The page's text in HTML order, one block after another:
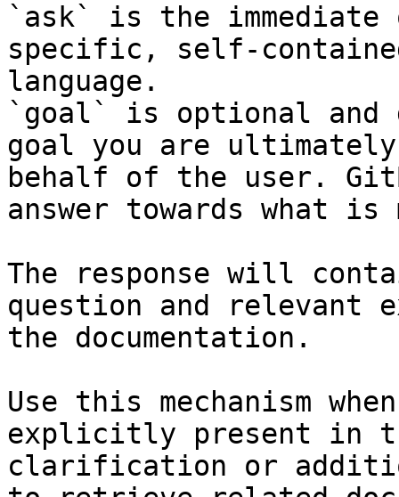
`ask` is the
specific, self-
language.
`goal` is optional and
goal you are
behalf of the user.
answer towards what
The response will
question and relevant
the documentation.
Use this mechanism
explicitly present in
clarification or